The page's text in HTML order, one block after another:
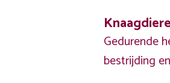
Gedurende
bestrijding